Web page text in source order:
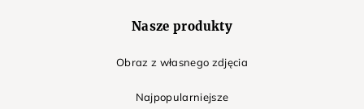
Nasze produkty
Obraz z własnego zdjęcia
Najpopularniejsze